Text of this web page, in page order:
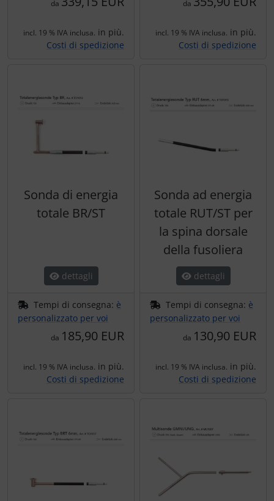
da
incl. 19 % IVA inclusa. in più.
Costi di spedizione
da
incl. 19 % IVA inclusa. in più.
Costi di spedizione
Sonda di energia
totale BR/ST
dettagli
Tempi di consegna: è
personalizzato per voi
da 185,90 EUR
incl. 19 % IVA inclusa. in più.
Costi di spedizione
Sonda ad energia
totale RUT/ST per
la spina dorsale
della fusoliera
dettagli
Tempi di consegna: è
personalizzato per voi
da 130,90 EUR
incl. 19 % IVA inclusa. in più.
Costi di spedizione